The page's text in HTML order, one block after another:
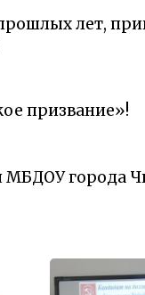
лет,
призвание»!
МБДОУ города
напоминает о
11 (ЕГЭ)